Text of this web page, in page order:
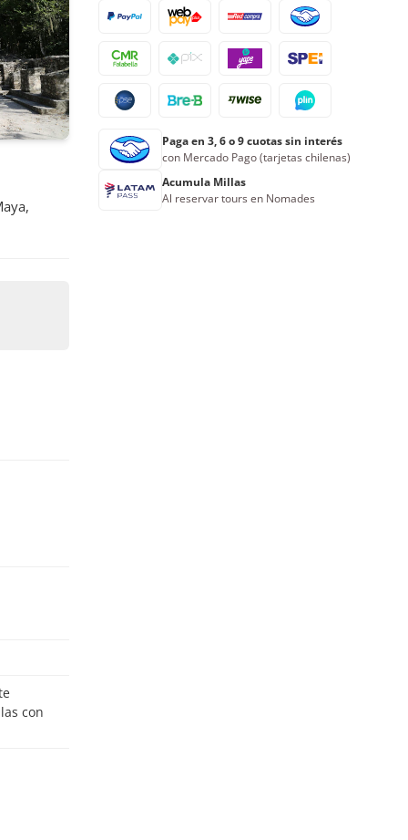
con
Paga en 3, 6 o 9 cuotas sin interés
con Mercado Pago (tarjetas chilenas)
Acumula Millas
Al reservar tours en Nomades
26 29
31 3 4 5